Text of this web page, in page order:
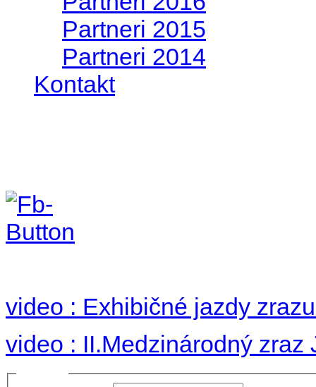
Partneri 2015
Partneri 2014
Kontakt
video : Exhibičné jazdy
video : II.Medzinárodný zraz